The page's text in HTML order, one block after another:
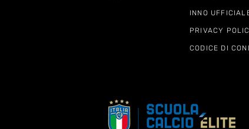
INNO
PRIVACY
CODICE DI